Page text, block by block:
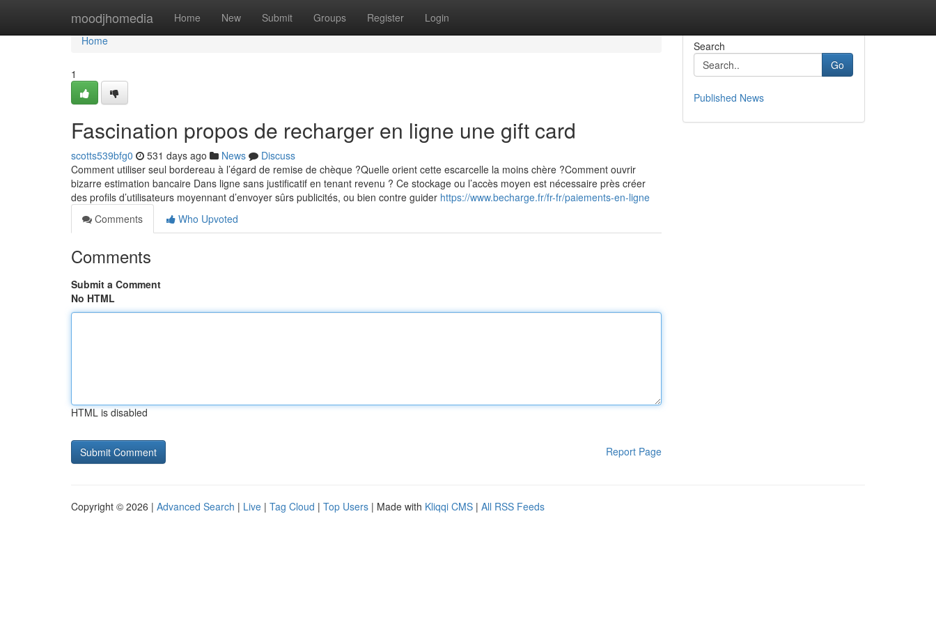
moodjhomedia Home New Submit Groups Register Login
Home
Home
1
Fascination propos de recharger en ligne une gift card
scotts539bfg0 531 days ago News
Discuss
Comment utiliser seul bordereau à l’égard de remise de chèque ?Quelle orient cette escarcelle la moins chère ?Comment ouvrir
bizarre estimation bancaire Dans ligne sans justificatif en tenant revenu ? Ce stockage ou l’accès moyen est nécessaire près créer
des profils d’utilisateurs moyennant d’envoyer sûrs publicités, ou bien contre guider https://www.becharge.fr/fr-fr/paiements-en-ligne
Comments
Who Upvoted
Comments
Submit a Comment
No HTML
HTML is disabled
Report Page
Search
Go
Published News
Copyright © 2026 | Advanced Search | Live | Tag Cloud | Top Users | Made with Kliqqi CMS | All RSS Feeds